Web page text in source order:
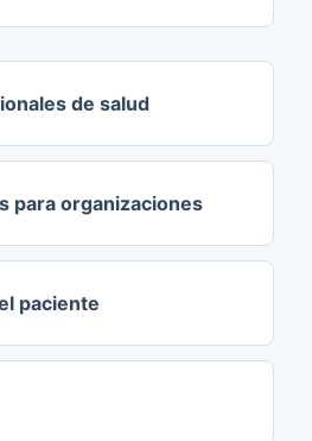
de salud
para organizaciones
paciente